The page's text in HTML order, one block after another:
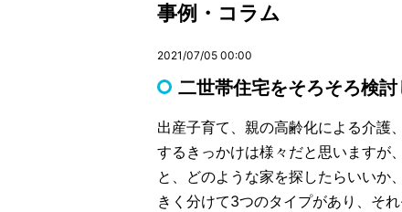
事例・コラム
2021/07/05 00:00
二世帯住宅をそろそろ検
出産子育て、親の高齢化による介護
するきっかけは様々だと思いますが
と、どのような家を探したらいいか
きく分けて3つのタイプがあり、そ